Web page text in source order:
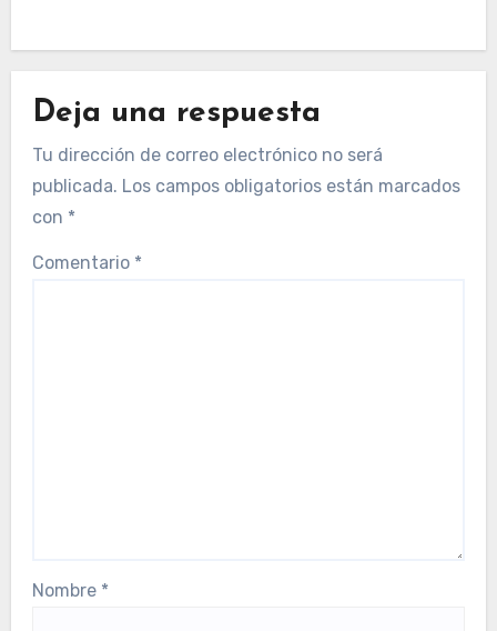
Deja una respuesta
Tu dirección de correo electrónico no será
publicada. Los campos obligatorios están marcados
con *
Comentario *
Nombre *